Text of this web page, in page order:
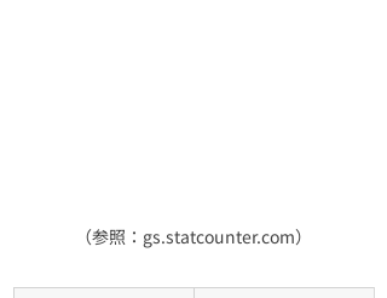
（参照：gs.statcounter.com）